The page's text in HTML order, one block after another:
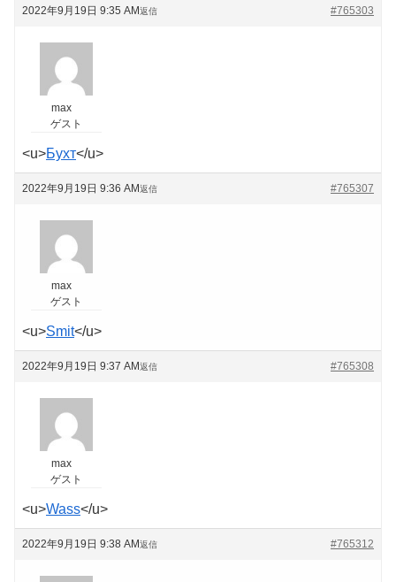
2022年9月19日 9:35 AM #765303
返信
max
ゲスト
<u>Бухт</u>
2022年9月19日 9:36 AM #765307
返信
max
ゲスト
<u>Smit</u>
2022年9月19日 9:37 AM #765308
返信
max
ゲスト
<u>Wass</u>
2022年9月19日 9:38 AM #765312
返信